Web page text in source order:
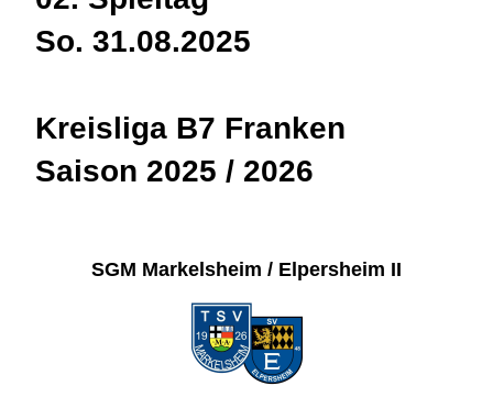
So. 31.08.2025
Kreisliga B7 Franken
Saison 2025 / 2026
SGM Markelsheim / Elpersheim II